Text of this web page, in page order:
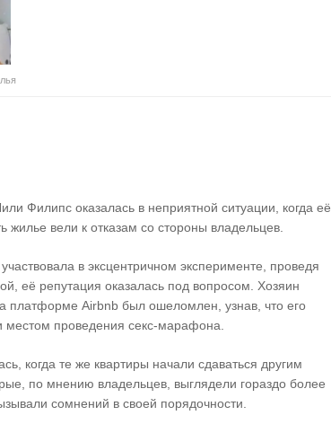
Филипс оказалась в неприятной ситуации, когда её
жилье вели к отказам со стороны владельцев.
в эксцентричном эксперименте, проведя
её репутация оказалась под вопросом. Хозяин
платформе Airbnb был ошеломлен, узнав, что его
местом проведения секс-марафона.
когда те же квартиры начали сдаваться другим
по мнению владельцев, выглядели гораздо более
сомнений в своей порядочности.